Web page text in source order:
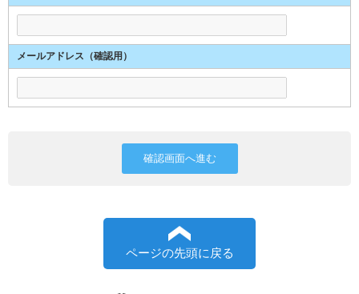
メールアドレス（確認用）
ページの先頭に戻る